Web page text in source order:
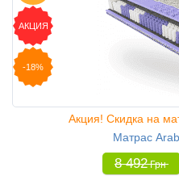
АКЦИЯ
-18%
Акция! Скидка на
Матрас
8 492 Грн